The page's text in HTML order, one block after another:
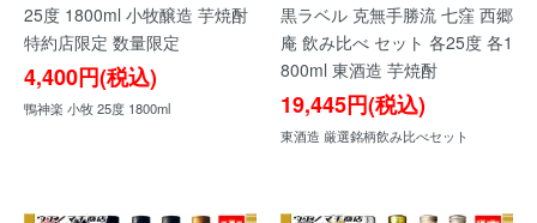
25度 1800ml 小牧醸造 芋焼酎
特約店限定 数量限定
4,400円(税込)
鴨神楽 小牧 25度 1800ml
黒ラベル 克無手勝流 七窪 西郷
庵 飲み比べ セット 各25度 各1
800ml 東酒造 芋焼酎
19,445円(税込)
東酒造 厳選銘柄飲み比べセット